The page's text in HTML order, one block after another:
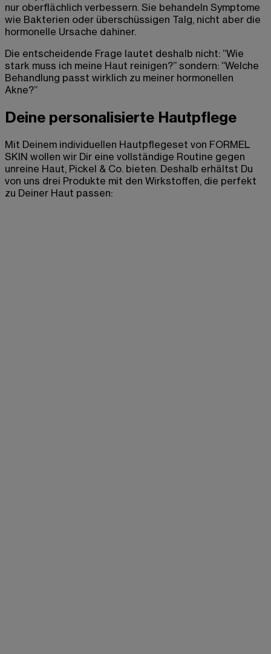
nur oberflächlich verbessern. Sie behandeln Symptome
wie Bakterien oder überschüssigen Talg, nicht aber die
hormonelle Ursache dahiner.
Die entscheidende Frage lautet deshalb nicht: “Wie
stark muss ich meine Haut reinigen?” sondern: “Welche
Behandlung passt wirklich zu meiner hormonellen
Akne?”
Deine personalisierte Hautpflege
Mit Deinem individuellen Hautpflegeset von FORMEL
SKIN wollen wir Dir eine vollständige Routine gegen
unreine Haut, Pickel & Co. bieten. Deshalb erhältst Du
von uns drei Produkte mit den Wirkstoffen, die perfekt
zu Deiner Haut passen: